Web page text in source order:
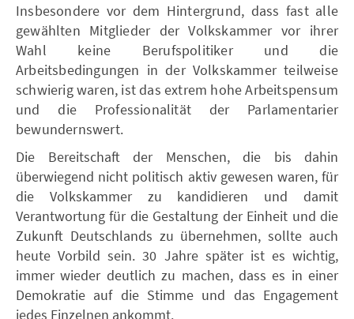
Insbesondere vor dem Hintergrund, dass fast alle
gewählten Mitglieder der Volkskammer vor ihrer
Wahl keine Berufspolitiker und die
Arbeitsbedingungen in der Volkskammer teilweise
schwierig waren, ist das extrem hohe Arbeitspensum
und die Professionalität der Parlamentarier
bewundernswert.
Die Bereitschaft der Menschen, die bis dahin
überwiegend nicht politisch aktiv gewesen waren, für
die Volkskammer zu kandidieren und damit
Verantwortung für die Gestaltung der Einheit und die
Zukunft Deutschlands zu übernehmen, sollte auch
heute Vorbild sein. 30 Jahre später ist es wichtig,
immer wieder deutlich zu machen, dass es in einer
Demokratie auf die Stimme und das Engagement
jedes Einzelnen ankommt.